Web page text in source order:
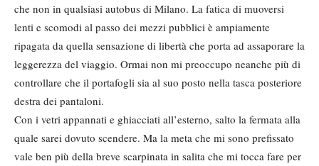
che non in qualsiasi autobus di Milano. La fatica di muoversi
lenti e scomodi al passo dei mezzi pubblici è ampiamente
ripagata da quella sensazione di libertà che porta ad assaporare la
leggerezza del viaggio. Ormai non mi preoccupo neanche più di
controllare che il portafogli sia al suo posto nella tasca posteriore
destra dei pantaloni.
Con i vetri appannati e ghiacciati all’esterno, salto la fermata alla
quale sarei dovuto scendere. Ma la meta che mi sono prefissato
vale ben più della breve scarpinata in salita che mi tocca fare per